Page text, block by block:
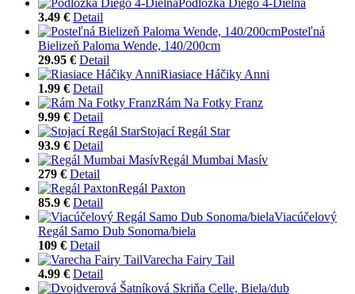
3.49 € Detail
Posteľná
Bielizeň Paloma Wende, 140/200cm
29.95 € Detail
Riasiace Háčiky Anni
1.99 € Detail
Rám Na Fotky Franz
9.99 € Detail
Stojací Regál Star
93.9 € Detail
Regál Mumbai Masív
279 € Detail
Regál Paxton
85.9 € Detail
Viacúčelový
Regál Samo Dub Sonoma/biela
109 € Detail
Varecha Fairy Tail
4.99 € Detail